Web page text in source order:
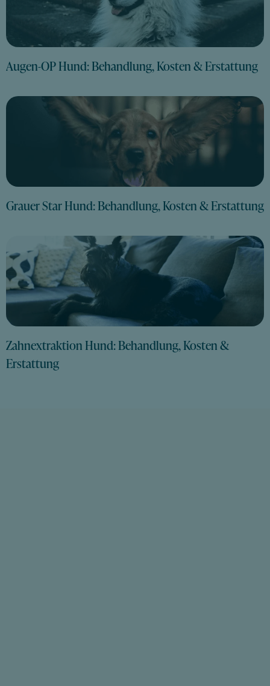
Augen-OP Hund: Behandlung, Kosten & Erstattung
Grauer Star Hund: Behandlung, Kosten & Erstattung
Zahnextraktion Hund: Behandlung, Kosten &
Erstattung